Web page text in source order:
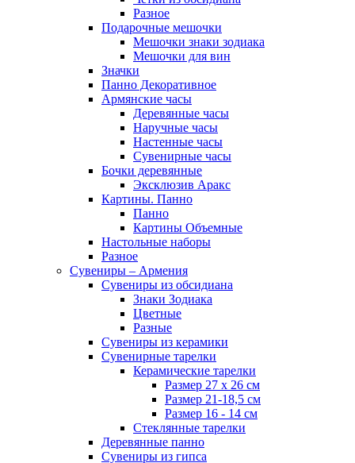
Разное
Подарочные мешочки
Мешочки знаки зодиака
Мешочки для вин
Значки
Панно Декоративное
Армянские часы
Деревянные часы
Наручные часы
Настенные часы
Сувенирные часы
Бочки деревянные
Эксклюзив Аракс
Картины. Панно
Панно
Картины Объемные
Настольные наборы
Разное
Сувениры – Армения
Сувениры из обсидиана
Знаки Зодиака
Цветные
Разные
Сувениры из керамики
Сувенирные тарелки
Керамические тарелки
Размер 27 х 26 см
Размер 21-18,5 см
Размер 16 - 14 см
Стеклянные тарелки
Деревянные панно
Сувениры из гипса